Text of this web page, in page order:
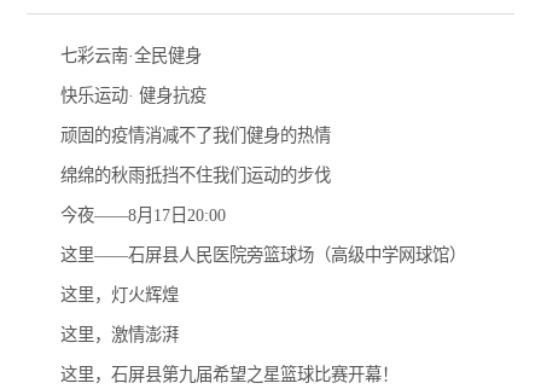
七彩云南·全民健身
快乐运动· 健身抗疫
顽固的疫情消减不了我们健身的热情
绵绵的秋雨抵挡不住我们运动的步伐
今夜——8月17日20:00
这里——石屏县人民医院旁篮球场（高级中学网球馆）
这里，灯火辉煌
这里，激情澎湃
这里，石屏县第九届希望之星篮球比赛开幕！